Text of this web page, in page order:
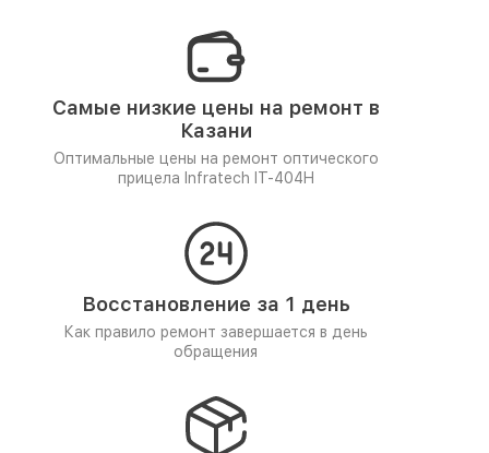
Самые низкие цены на ремонт в
Казани
Оптимальные цены на ремонт оптического
прицела Infratech IT-404H
Восстановление за 1 день
Как правило ремонт завершается в день
обращения